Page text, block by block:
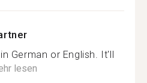
German or English. It'll
lesen